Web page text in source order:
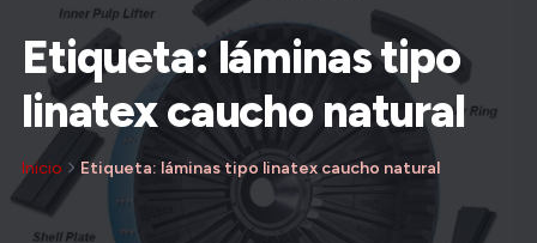
Etiqueta: láminas tipo
linatex caucho natural
Inicio Etiqueta: láminas tipo linatex caucho natural